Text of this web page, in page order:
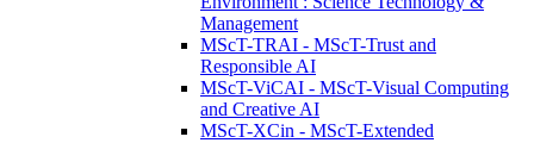
Management
MScT-TRAI - MScT-Trust and
Responsible AI
MScT-ViCAI - MScT-Visual Computing
and Creative AI
MScT-XCin - MScT-Extended